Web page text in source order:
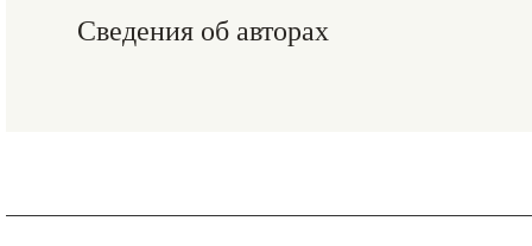
Сведения об авторах